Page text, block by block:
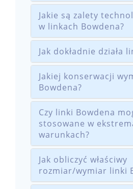
Jakie są zalety
w linkach Bowdena?
Jak dokładnie działa
Jakiej konserwacji
Bowdena?
Czy linki Bowdena
stosowane w
warunkach?
Jak obliczyć właściwy
rozmiar/wymiar linki